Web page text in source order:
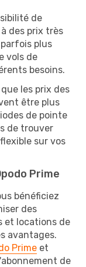
de
à des prix très
plus
vols de
besoins.
les prix des
être plus
de pointe
de trouver
sur vos
Prime
bénéficiez
des
et locations de
avantages.
Prime et
de